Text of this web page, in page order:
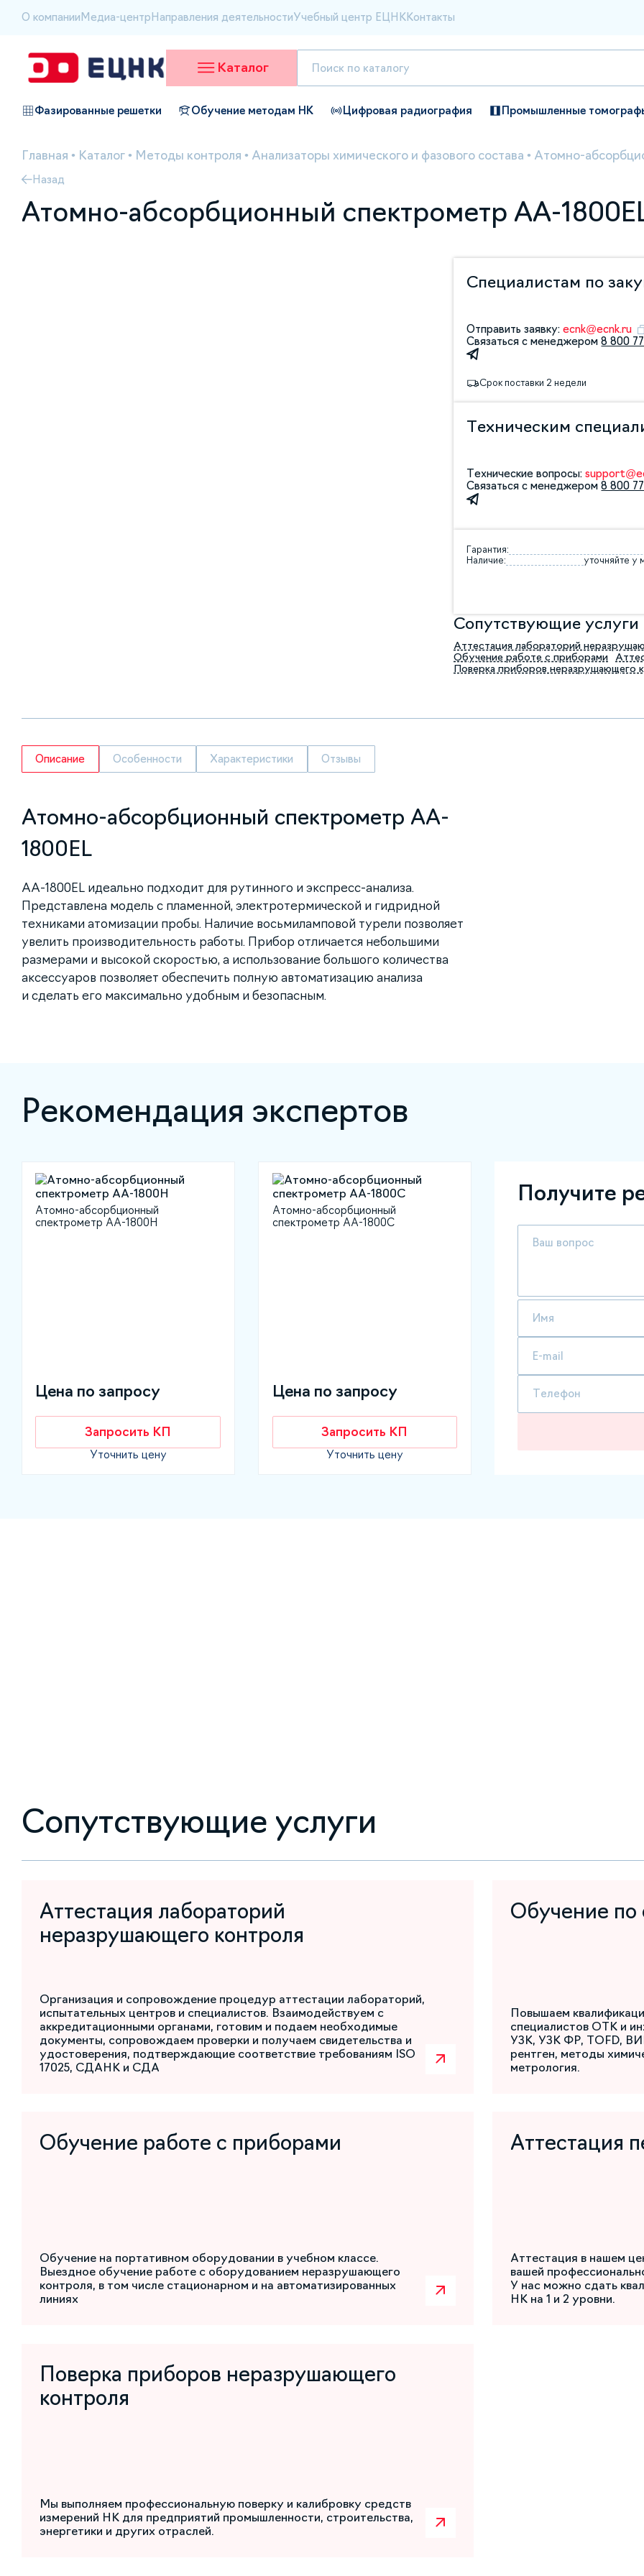
О компании Медиа-центр Направления деятельностиУчебный центр ЕЦНК Контакты
Каталог
Фазированные решетки Обучение методам НК Цифровая радиография Промышленные
Главная • Каталог • Методы контроля • Анализаторы химического и фазового состава • Атомно-
Назад
Атомно-абсорбционный спектрометр AA-
Специалистам по
Отправить заявку:ecnk@ecnk.ru
Связаться с менеджером8 800
Срок поставки 2 недели
Техническим
Технические вопросы:
Связаться с менеджером8 800
Гарантия:
Наличие:
уточняйте у
Сопутствующие услуги
Аттестация лабораторий
Обучение работе с приборами
Поверка приборов неразрушающего
Описание Особенности Характеристики Отзывы
Атомно-абсорбционный спектрометр AA-
1800EL
AA-1800EL идеально подходит для рутинного и экспресс-анализа.
Представлена модель с пламенной, электротермической и гидридной
техниками атомизации пробы. Наличие восьмиламповой турели позволяет
увелить производительность работы. Прибор отличается небольшими
размерами и высокой скоростью, а использование большого количества
аксессуаров позволяет обеспечить полную автоматизацию анализа
и сделать его максимально удобным и безопасным.
Рекомендация экспертов
Атомно-абсорбционный
спектрометр AA-1800H
Цена по запросу
Запросить КП
Уточнить цену
Атомно-абсорбционный
спектрометр AA-1800C
Цена по запросу
Запросить КП
Уточнить цену
Получите
Сопутствующие услуги
Аттестация лабораторий
неразрушающего контроля
Организация и сопровождение процедур аттестации лабораторий,
испытательных центров и специалистов. Взаимодействуем с
аккредитационными органами, готовим и подаем необходимые
документы, сопровождаем проверки и получаем свидетельства и
удостоверения, подтверждающие соответствие требованиям ISO
17025, СДАНК и СДА
Обучение
Повышаем
специалистов ОТК и
УЗК, УЗК ФР, TOFD,
рентген, методы
метрология.
Обучение работе с приборами
Обучение на портативном оборудовании в учебном классе.
Выездное обучение работе с оборудованием неразрушающего
контроля, в том числе стационарном и на автоматизированных
линиях
Аттестация
Аттестация в нашем
вашей
У нас можно сдать
НК на 1 и 2 уровни.
Поверка приборов неразрушающего
контроля
Мы выполняем профессиональную поверку и калибровку средств
измерений НК для предприятий промышленности, строительства,
энергетики и других отраслей.